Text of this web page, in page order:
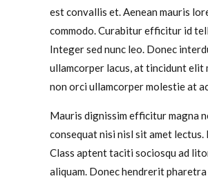
est convallis et. Aenean mauris
commodo. Curabitur efficitur id
Integer sed nunc leo. Donec
ullamcorper lacus, at tincidunt
non orci ullamcorper molestie at
Mauris dignissim efficitur magna
consequat nisi nisl sit amet
Class aptent taciti sociosqu ad
aliquam. Donec hendrerit